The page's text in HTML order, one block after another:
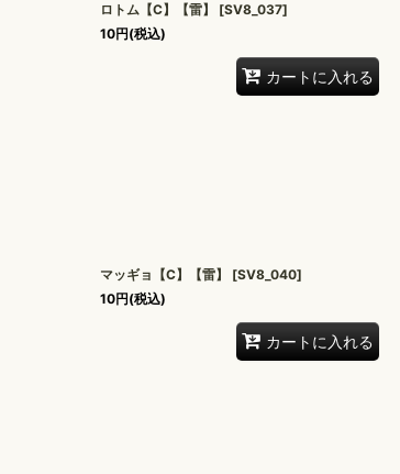
ロトム【C】【雷】 [SV8_037]
10円(税込)
カートに入れる
マッギョ【C】【雷】 [SV8_040]
10円(税込)
カートに入れる